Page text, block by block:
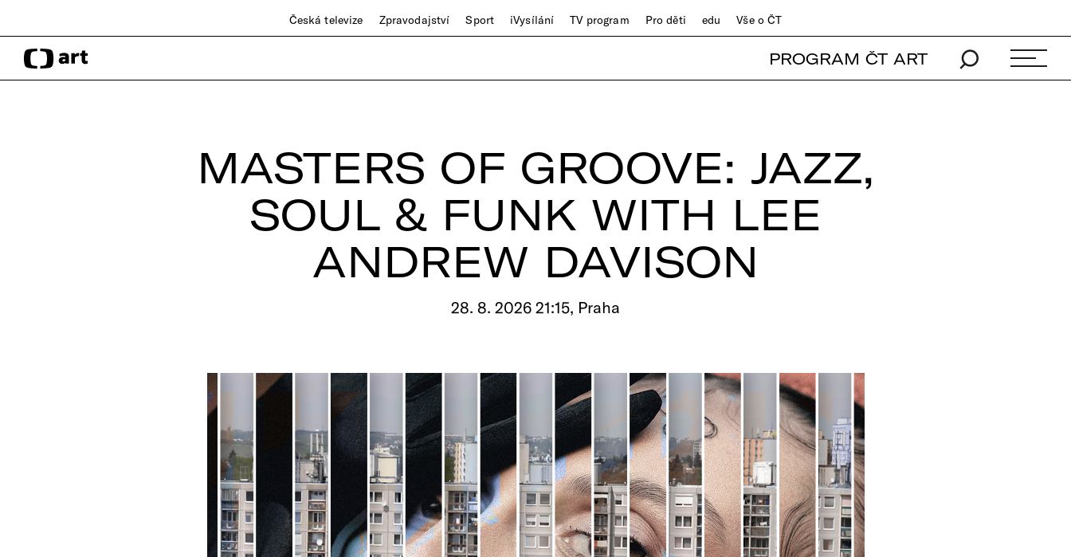
Česká televize Zpravodajství Sport iVysílání TV program Pro děti edu Vše o ČT
PROGRAM ČT ART
MASTERS OF GROOVE: JAZZ,
SOUL & FUNK WITH LEE
ANDREW DAVISON
28. 8. 2026 21:15, Praha